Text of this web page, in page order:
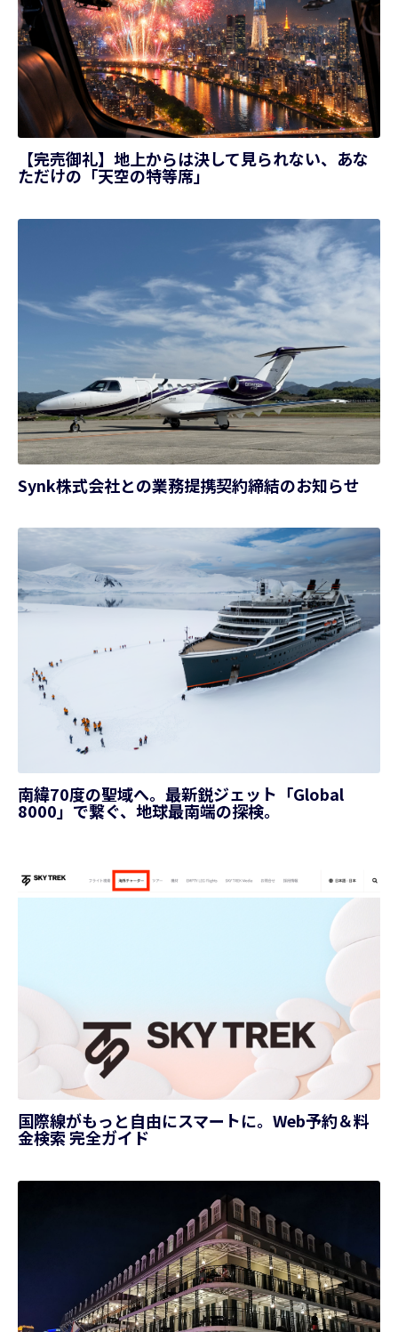
【完売御礼】地上からは決して見られない、あな
ただけの「天空の特等席」
Synk株式会社との業務提携契約締結のお知らせ
南緯70度の聖域へ。最新鋭ジェット「Global
8000」で繋ぐ、地球最南端の探検。
国際線がもっと自由にスマートに。Web予約＆料
金検索 完全ガイド